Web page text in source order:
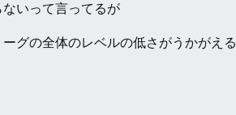
いって言ってるが
グの全体のレベルの低さがうかがえる